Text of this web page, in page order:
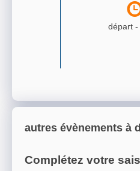
départ -
autres évènements à
Complétez votre